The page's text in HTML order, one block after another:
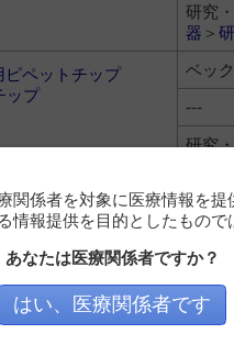
研究
器 ＞
ピペットチップ
ップ
ベッ
---
研究
ピペットチップ
プ
ベッ
器＞
関係者を対象に医療情報を提
情報提供を目的としたもので
あなたは医療関係者ですか？
はい、医療関係者です